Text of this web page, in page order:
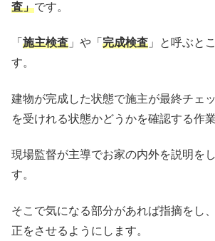
査」です。
「 施主検査 」や「 完成検査 」と呼ぶと
す。
建物が完成した状態で施主が最終チェ
を受けれる状態かどうかを確認する作業
現場監督が主導でお家の内外を説明を
す。
そこで気になる部分があれば指摘をし
正をさせるようにします。